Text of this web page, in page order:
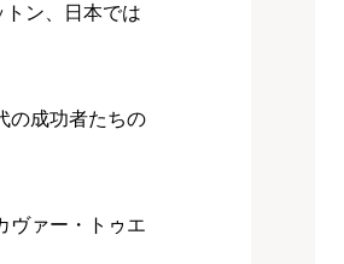
ン、日本では
の成功者たちの
ヴァー・トゥエ